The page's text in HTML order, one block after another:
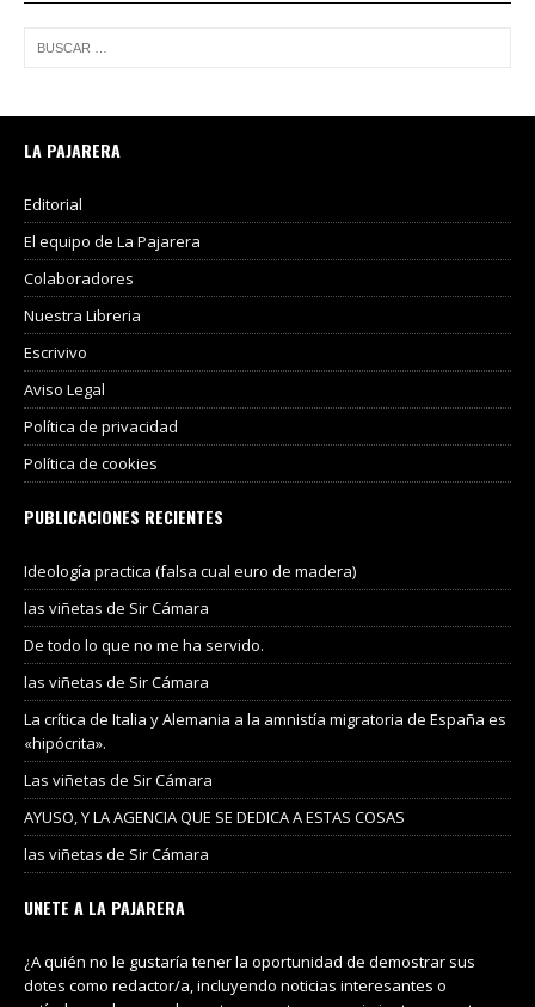
LA PAJARERA
Editorial
El equipo de La Pajarera
Colaboradores
Nuestra Libreria
Escrivivo
Aviso Legal
Política de privacidad
Política de cookies
PUBLICACIONES RECIENTES
Ideología practica (falsa cual euro de madera)
las viñetas de Sir Cámara
De todo lo que no me ha servido.
las viñetas de Sir Cámara
La crítica de Italia y Alemania a la amnistía migratoria de España es
«hipócrita».
Las viñetas de Sir Cámara
AYUSO, Y LA AGENCIA QUE SE DEDICA A ESTAS COSAS
las viñetas de Sir Cámara
UNETE A LA PAJARERA
¿A quién no le gustaría tener la oportunidad de demostrar sus
dotes como redactor/a, incluyendo noticias interesantes o